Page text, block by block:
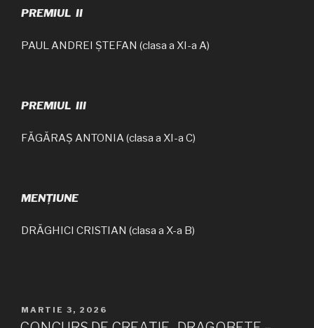
PREMIUL II
PAUL ANDREI ȘTEFAN (clasa a XI-a A)
PREMIUL III
FĂGĂRAȘ ANTONIA (clasa a XI-a C)
MENȚIUNE
DRĂGHICI CRISTIAN (clasa a X-a B)
PUBLICAT
PE
MARTIE 3, 2026